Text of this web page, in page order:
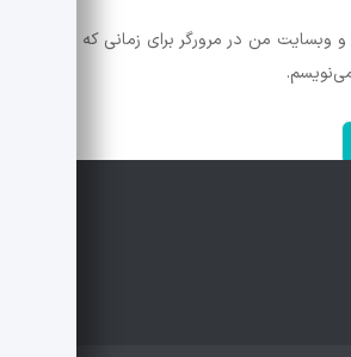
و وبسایت من در مرورگر برای زمانی که